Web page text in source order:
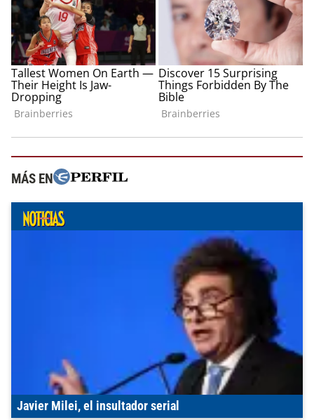
MÁS EN
Javier Milei, el insultador serial